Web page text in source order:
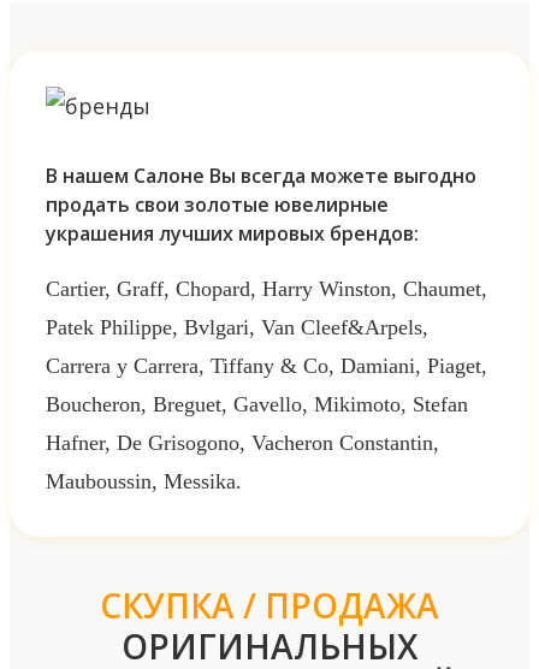
В нашем Салоне Вы всегда можете выгодно
продать свои золотые ювелирные
украшения лучших мировых брендов:
Cartier, Graff, Chopard, Harry Winston, Chaumet,
Patek Philippe, Bvlgari, Van Cleef&Arpels,
Carrera y Carrera, Tiffany & Co, Damiani, Piaget,
Boucheron, Breguet, Gavello, Mikimoto, Stefan
Hafner, De Grisogono, Vacheron Constantin,
Mauboussin, Messika.
СКУПКА / ПРОДАЖА
ОРИГИНАЛЬНЫХ